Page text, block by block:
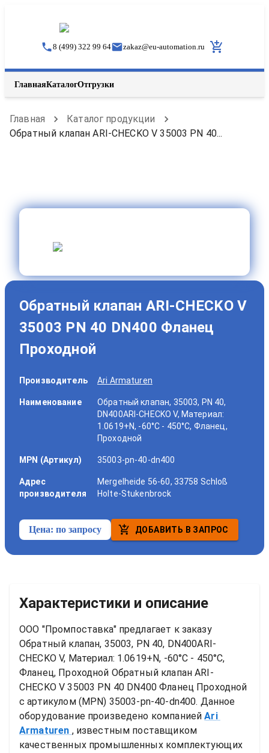
8 (499) 322 99 64 zakaz@eu-automation.ru
ГлавнаяКаталогОтгрузки
Главная
Каталог продукции
Обратный клапан ARI-CHECKO V 35003 PN 40...
Обратный клапан ARI-CHECKO V
35003 PN 40 DN400 Фланец
Проходной
Производитель Ari Armaturen
Наименование
Обратный клапан, 35003, PN 40,
DN400ARI-CHECKO V, Материал:
1.0619+N, -60°C - 450°C, Фланец,
Проходной
MPN (Артикул) 35003-pn-40-dn400
Адрес
производителя
Mergelheide 56-60, 33758 Schloß
Holte-Stukenbrock
Цена: по запросу ДОБАВИТЬ В ЗАПРОС
Характеристики и описание
ООО "Промпоставка" предлагает к заказу
Обратный клапан, 35003, PN 40, DN400ARI-
CHECKO V, Материал: 1.0619+N, -60°C - 450°C,
Фланец, Проходной Обратный клапан ARI-
CHECKO V 35003 PN 40 DN400 Фланец Проходной
с артикулом (MPN) 35003-pn-40-dn400. Данное
оборудование произведено компанией Ari
Armaturen , известным поставщиком
качественных промышленных комплектующих